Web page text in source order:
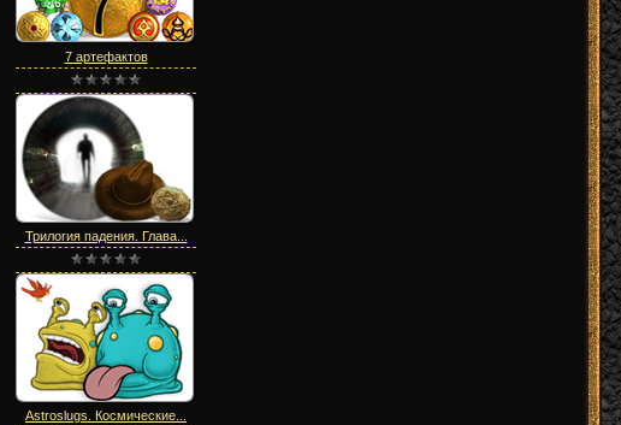
7 артефактов
Трилогия падения. Глава...
Astroslugs. Космические...